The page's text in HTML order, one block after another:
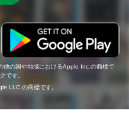
の国や地域におけるApple Inc.の商標で
です。
LLC の商標です。